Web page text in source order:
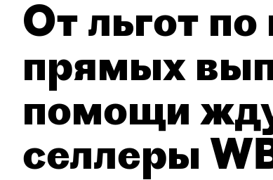
От льгот
прямых
помощи
селлеры